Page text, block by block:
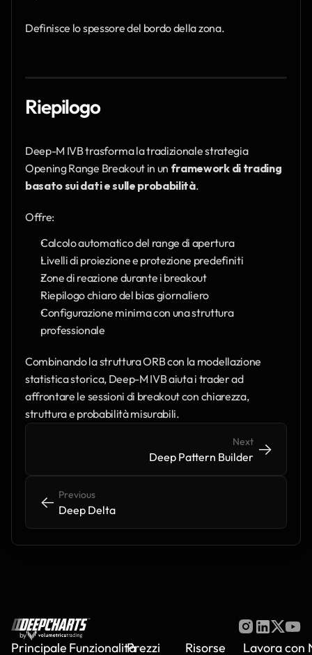
Definisce lo spessore del bordo della zona.
Riepilogo
Deep-M IVB trasforma la tradizionale strategia
Opening Range Breakout in un framework di trading
basato sui dati e sulle probabilità.
Offre:
Calcolo automatico del range di apertura
Livelli di proiezione e protezione predefiniti
Zone di reazione durante i breakout
Riepilogo chiaro del bias giornaliero
Configurazione minima con una struttura
professionale
Combinando la struttura ORB con la modellazione
statistica storica, Deep-M IVB aiuta i trader ad
affrontare le sessioni di breakout con chiarezza,
struttura e probabilità misurabili.
<- <-
Previous
Deep Delta
Next
Deep Pattern Builder
-> ->
by
Principale FunzionalitàPrezzi Risorse Lavora con